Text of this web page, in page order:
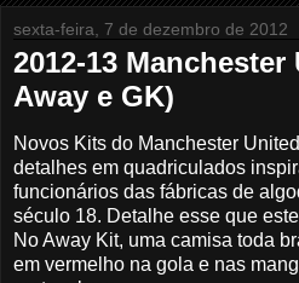
sexta-feira, 7 de dezembro de 2012
2012-13 Manchester
Away e GK)
Novos Kits do Manchester
detalhes em quadriculados
funcionários das fábricas de
século 18. Detalhe esse que
No Away Kit, uma camisa toda
em vermelho na gola e nas